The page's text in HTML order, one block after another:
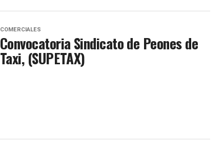
COMERCIALES
Convocatoria Sindicato de Peones de
Taxi, (SUPETAX)